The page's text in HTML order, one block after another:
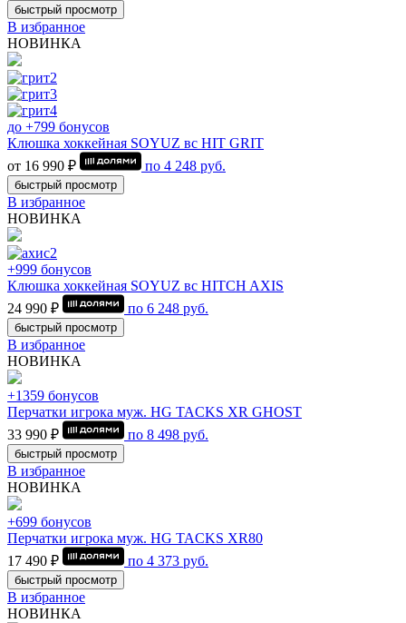
быстрый просмотр
В избранное
НОВИНКА
до +799 бонусов
Клюшка хоккейная SOYUZ вс HIT GRIT
от 16 990 ₽
по 4 248 руб.
быстрый просмотр
В избранное
НОВИНКА
+999 бонусов
Клюшка хоккейная SOYUZ вс HITCH AXIS
24 990 ₽
по 6 248 руб.
быстрый просмотр
В избранное
НОВИНКА
+1359 бонусов
Перчатки игрока муж. HG TACKS XR GHOST
33 990 ₽
по 8 498 руб.
быстрый просмотр
В избранное
НОВИНКА
+699 бонусов
Перчатки игрока муж. HG TACKS XR80
17 490 ₽
по 4 373 руб.
быстрый просмотр
В избранное
НОВИНКА